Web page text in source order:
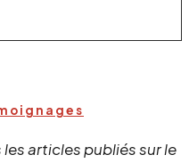
articles publiés sur le